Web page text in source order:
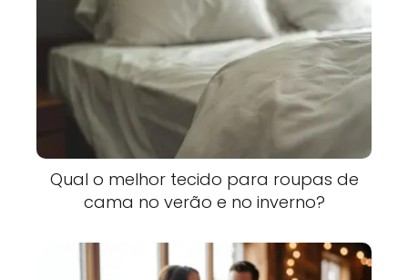
Qual o melhor tecido para roupas de
cama no verão e no inverno?